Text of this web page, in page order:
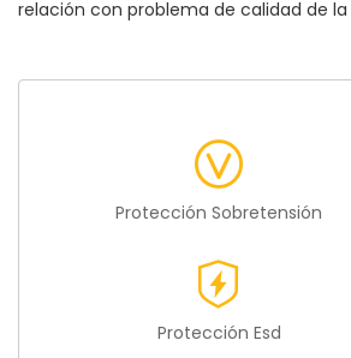
relación con problema de calidad de la
Protección Sobretensión
Protección Esd